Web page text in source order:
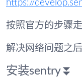
https://
按照官方的步骤
解决网络问题之
安装sentry⏬